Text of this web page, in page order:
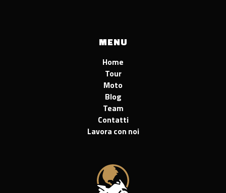
MENU
Home
Tour
Moto
Blog
Team
Contatti
Lavora con noi